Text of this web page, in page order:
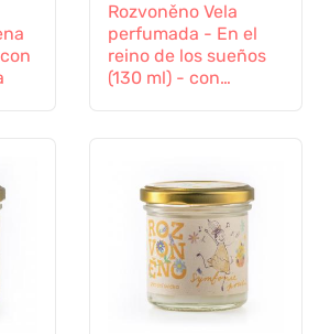
Rozvoněno Vela
perfumada - En el
reino de los sueños
(130 ml) - con